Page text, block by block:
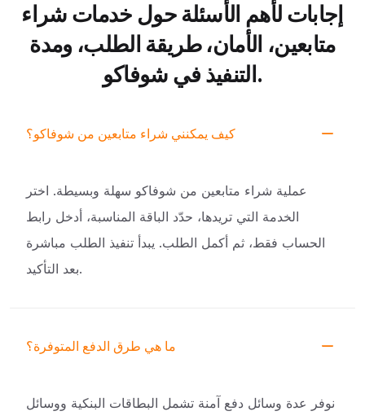
إجابات لأهم الأسئلة حول خدمات شراء
متابعين، الأمان، طريقة الطلب، ومدة
التنفيذ في شوفاكو.
كيف يمكنني شراء متابعين من شوفاكو؟
عملية شراء متابعين من شوفاكو سهلة وبسيطة. اختر
الخدمة التي تريدها، حدّد الباقة المناسبة، أدخل رابط
الحساب فقط، ثم أكمل الطلب. يبدأ تنفيذ الطلب مباشرة
بعد التأكيد.
ما هي طرق الدفع المتوفرة؟
نوفر عدة وسائل دفع آمنة تشمل البطاقات البنكية ووسائل